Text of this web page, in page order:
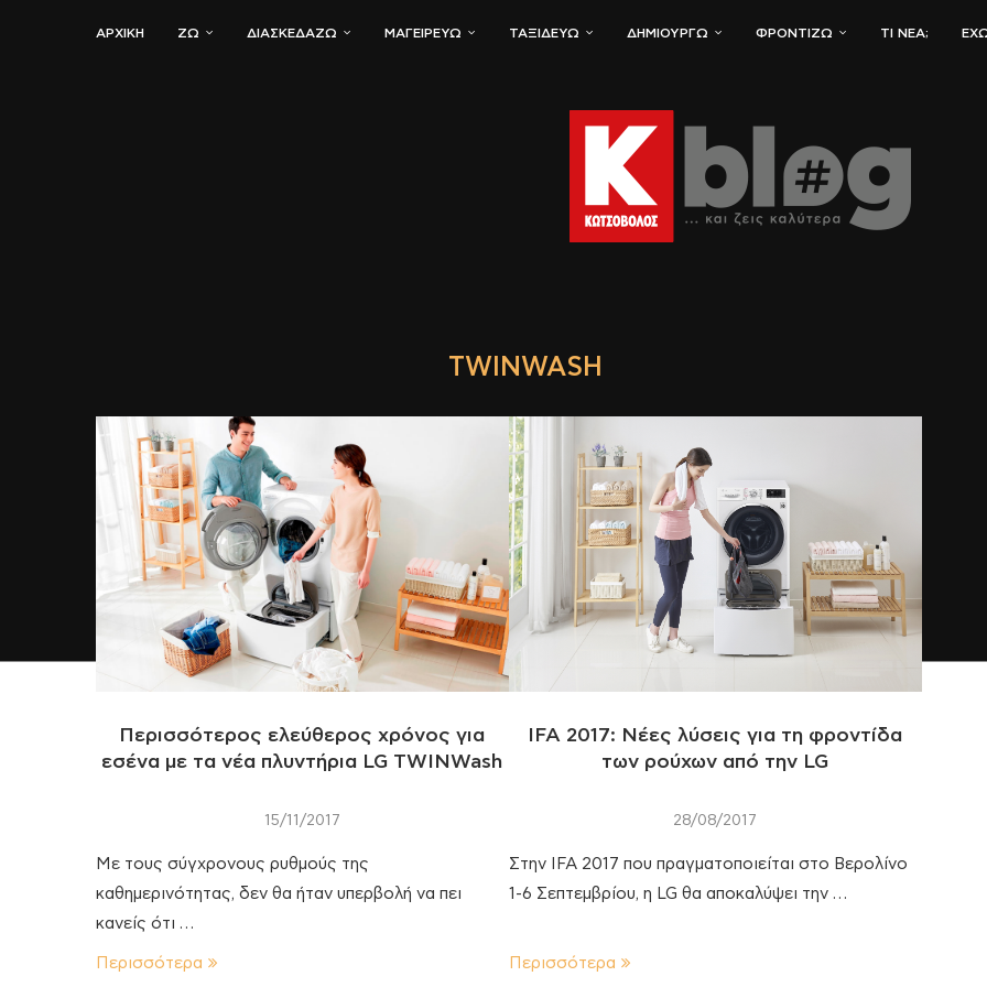
ΑΡΧΙΚΗ ΖΏ ΔΙΑΣΚΕΔΆΖΩ ΜΑΓΕΙΡΕΎΩ ΤΑΞΙΔΕΎΩ ΔΗΜΙΟΥΡΓΏ ΦΡΟΝΤΊΖΩ ΤΙ ΝΈΑ;
TWINWASH
Περισσότερος ελεύθερος χρόνος για
εσένα με τα νέα πλυντήρια LG TWINWash
15/11/2017
Με τους σύγχρονους ρυθμούς της
καθημερινότητας, δεν θα ήταν υπερβολή να πει
κανείς ότι …
Περισσότερα
IFA 2017: Νέες λύσεις για τη φροντίδα
των ρούχων από την LG
28/08/2017
Στην IFA 2017 που πραγματοποιείται στο Βερολίνο
1-6 Σεπτεμβρίου, η LG θα αποκαλύψει την …
Περισσότερα